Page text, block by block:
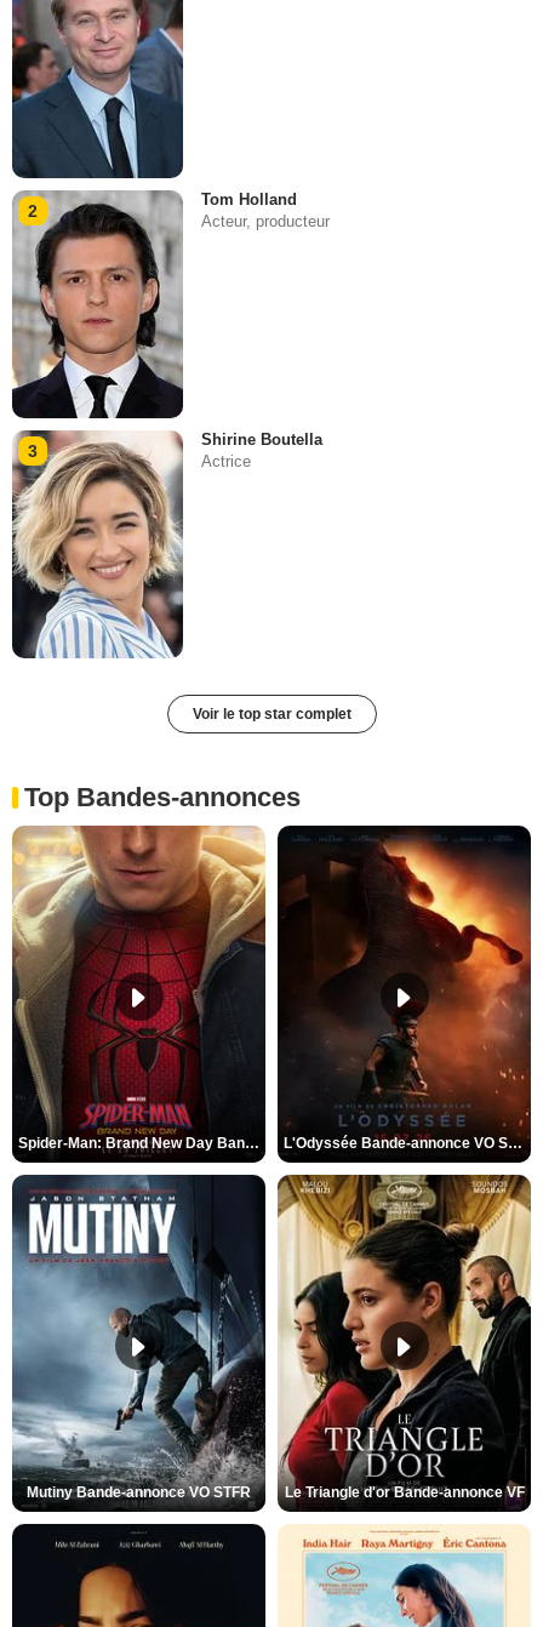
2
Tom Holland
Acteur, producteur
3
Shirine Boutella
Actrice
Voir le top star complet
Top Bandes-annonces
Spider-Man: Brand New Day Bande-annonce VO STFR L'Odyssée Bande-annonce VO STFR
Mutiny Bande-annonce VO STFR Le Triangle d'or Bande-annonce VF